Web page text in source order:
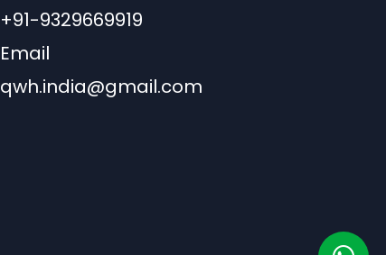
+91-9329669919
Email
qwh.india@gmail.com